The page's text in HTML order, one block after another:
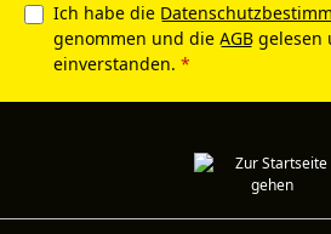
Ich habe die
genommen und die AGB gelesen
einverstanden. *